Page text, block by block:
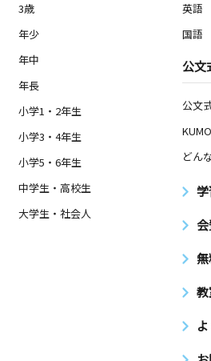
3歳
年少
年中
年長
小学1・2年生
小学3・4年生
小学5・6年生
中学生・高校生
大学生・社会人
英語
国語
公文
公文
どん